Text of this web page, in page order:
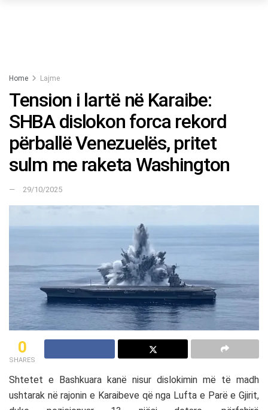
Home Lajme
Tension i lartë në Karaibe:
SHBA dislokon forca rekord
përballë Venezuelës, pritet
sulm me raketa Washington
29/10/2025
0
SHARES
Shtetet e Bashkuara kanë nisur dislokimin më të madh
ushtarak në rajonin e Karaibeve që nga Lufta e Parë e Gjirit,